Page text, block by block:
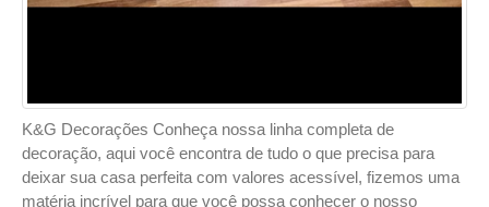
K&G Decorações Conheça nossa linha completa de
decoração, aqui você encontra de tudo o que precisa para
deixar sua casa perfeita com valores acessível, fizemos uma
matéria incrível para que você possa conhecer o nosso